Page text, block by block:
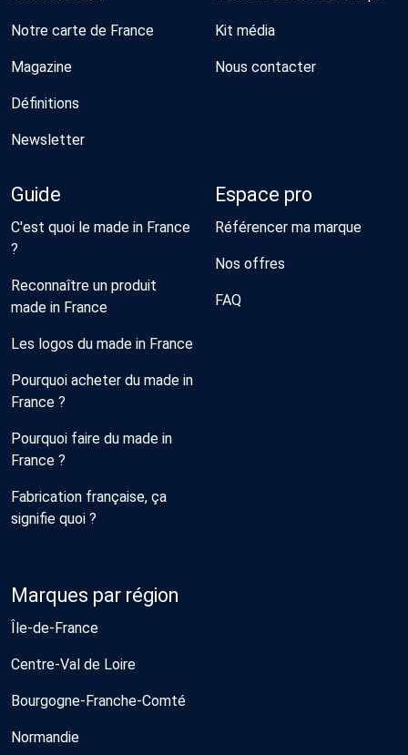
Notre carte de France
Magazine
Définitions
Newsletter
Kit média
Nous contacter
Guide
C'est quoi le made in France
?
Reconnaître un produit
made in France
Les logos du made in France
Pourquoi acheter du made in
France ?
Pourquoi faire du made in
France ?
Fabrication française, ça
signifie quoi ?
Espace pro
Référencer ma marque
Nos offres
FAQ
Marques par région
Île-de-France
Centre-Val de Loire
Bourgogne-Franche-Comté
Normandie